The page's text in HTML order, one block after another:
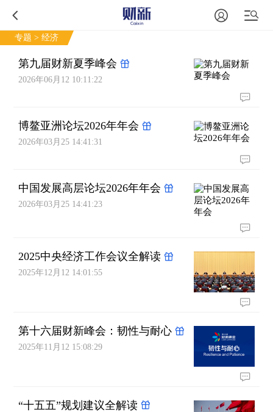
专题 > 经济
第九届财新夏季峰会
2026年06月12 10:11:22
博鳌亚洲论坛2026年年会
2026年03月25 14:41:31
中国发展高层论坛2026年年会
2026年03月25 14:41:23
2025中央经济工作会议全解读
2025年12月12 14:01:55
第十六届财新峰会：韧性与耐心
2025年11月12 15:08:29
“十五五”规划建议全解读